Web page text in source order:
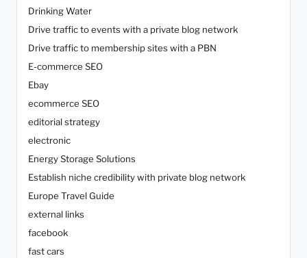
Drinking Water
Drive traffic to events with a private blog network
Drive traffic to membership sites with a PBN
E-commerce SEO
Ebay
ecommerce SEO
editorial strategy
electronic
Energy Storage Solutions
Establish niche credibility with private blog network
Europe Travel Guide
external links
facebook
fast cars